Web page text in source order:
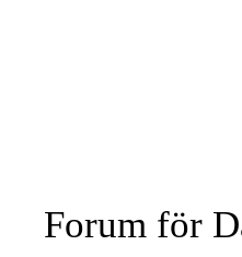
Forum för